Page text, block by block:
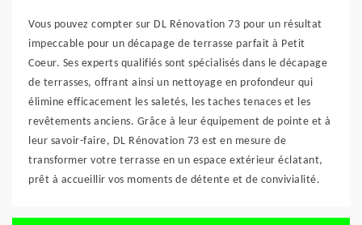
Vous pouvez compter sur DL Rénovation 73 pour un résultat
impeccable pour un décapage de terrasse parfait à Petit
Coeur. Ses experts qualifiés sont spécialisés dans le décapage
de terrasses, offrant ainsi un nettoyage en profondeur qui
élimine efficacement les saletés, les taches tenaces et les
revêtements anciens. Grâce à leur équipement de pointe et à
leur savoir-faire, DL Rénovation 73 est en mesure de
transformer votre terrasse en un espace extérieur éclatant,
prêt à accueillir vos moments de détente et de convivialité.